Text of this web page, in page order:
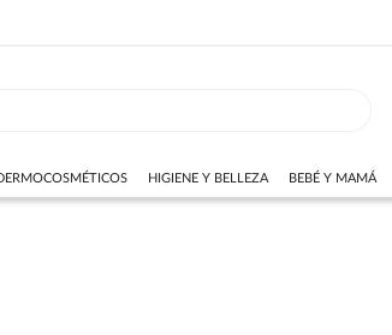
HIGIENE Y BELLEZA BEBÉ Y MAMÁ